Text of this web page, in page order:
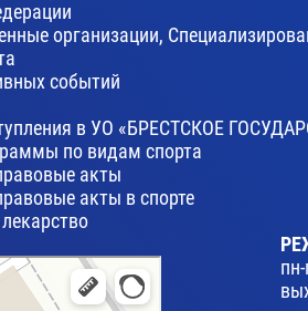
организации,
событий
в УО «БРЕСТСКОЕ
по видам спорта
акты
акты в спорте
17 — Яндекс Карты